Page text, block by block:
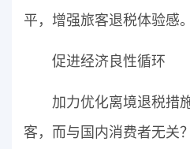
平，增强旅客退税体验感
促进经济良性循环
加力优化离境退税措
客，而与国内消费者无关